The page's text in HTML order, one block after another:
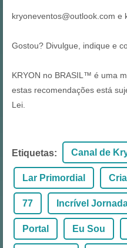
kryoneventos@outlook.com e
Gostou? Divulgue, indique e
KRYON no BRASIL™ é uma
estas recomendações está
Lei.
Etiquetas: Canal de
Lar Primordial
77 Incrível
Portal Eu Sou